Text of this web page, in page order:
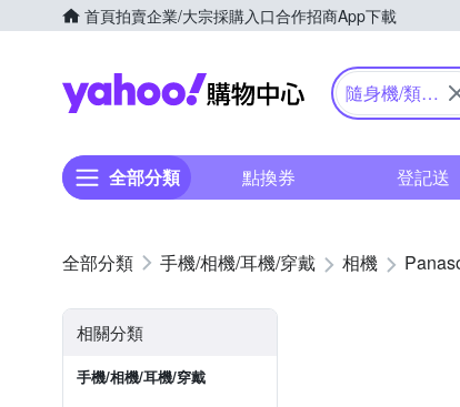
首頁拍賣企業/大宗採購入口合作招商App下載
Yahoo購物中心
隨身機/類單
全部分類 點換券 登記送
手機/相機/耳機/穿戴 相機
相關分類
手機/相機/耳機/穿戴